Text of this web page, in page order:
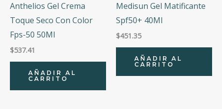
Anthelios Gel Crema
Toque Seco Con Color
Fps-50 50Ml
$537.41
AÑADIR AL
CARRITO
Medisun Gel Matificante
Spf50+ 40Ml
$451.35
AÑADIR AL
CARRITO